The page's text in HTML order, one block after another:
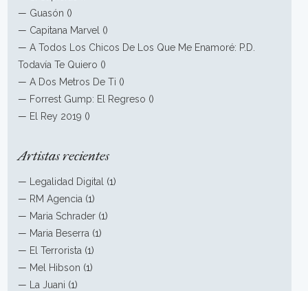
— Guasón ()
— Capitana Marvel ()
—A Todos Los Chicos De Los Que Me Enamoré: P.D.
Todavía Te Quiero ()
—A Dos Metros De Ti ()
— Forrest Gump: El Regreso ()
— El Rey 2019 ()
Artistas recientes
— Legalidad Digital
(1)
— RM Agencia (1)
— Maria Schrader (1)
— Maria Beserra (1)
— El Terrorista (1)
— Mel Hibson (1)
—
La Juani (1)